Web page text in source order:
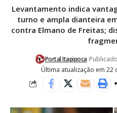
Levantamento indica
turno e ampla dianteira
contra Elmano de Freitas;
Última atualização em 22
Portal Itapipoca